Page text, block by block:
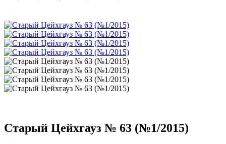
Старый Цейхгауз № 63 (№1/2015)